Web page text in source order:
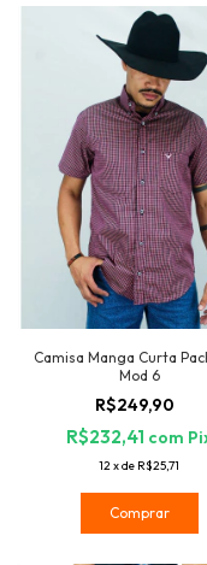
Camisa Manga Curta
Mod 6
R$249,90
R$232,41 com
12xde R$25,71
Comprar